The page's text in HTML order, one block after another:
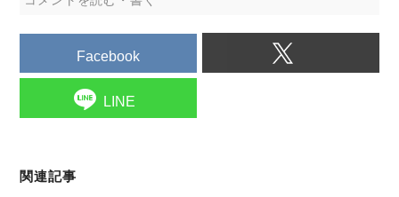
Facebook
LINE
関連記事